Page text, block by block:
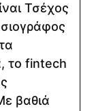
Τσέχος
το fintech
βαθιά